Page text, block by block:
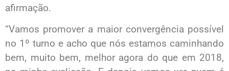
afirmação.
“Vamos promover a maior convergência possível
no 1º turno e acho que nós estamos caminhando
bem, muito bem, melhor agora do que em 2018,